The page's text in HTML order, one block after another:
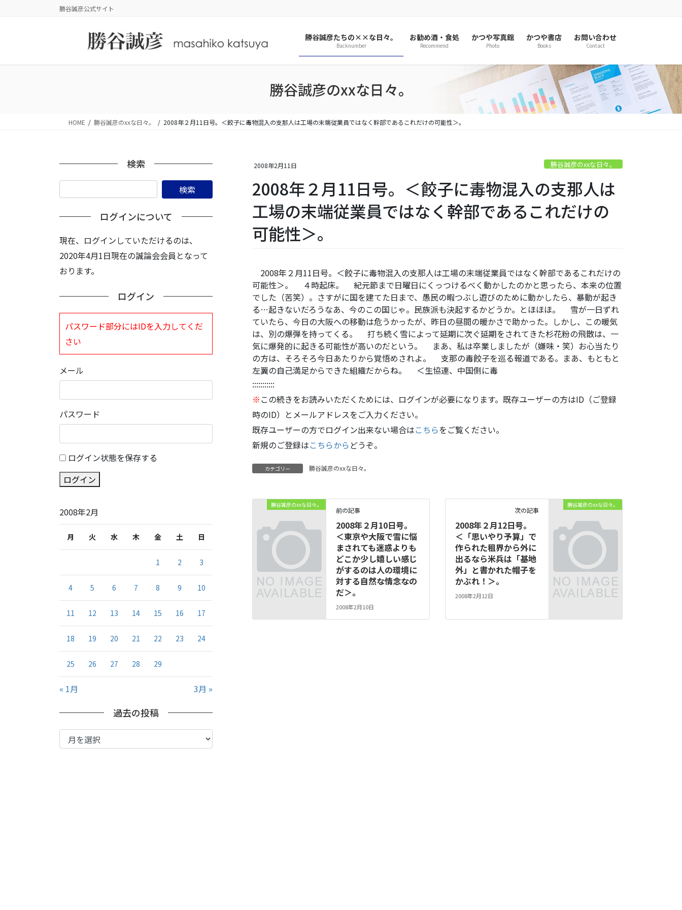
勝谷誠彦公式サイト
勝谷誠彦たちの××な日々。
Backnumber
お勧め酒・食処
Recommend
かつや写真館
Photo
かつや書店
Books
お問い合わせ
Contact
勝谷誠彦のxxな日々。
HOME 勝谷誠彦のxxな日々。 2008年２月11日号。＜餃子に毒物混入の支那人は工場の末端従業員ではなく幹部であるこれだけの可能性＞。
2008年2月11日 勝谷誠彦のxxな日々。
2008年２月11日号。＜餃子に毒物混入の支那人は
工場の末端従業員ではなく幹部であるこれだけの
可能性＞。
2008年２月11日号。＜餃子に毒物混入の支那人は工場の末端従業員ではなく幹部であるこれだけの
可能性＞。 ４時起床。 紀元節まで日曜日にくっつけるべく動かしたのかと思ったら、本来の位置
でした（苦笑）。さすがに国を建てた日まで、愚民の暇つぶし遊びのために動かしたら、暴動が起き
る…起きないだろうなあ、今のこの国じゃ。民族派も決起するかどうか。とほほほ。 雪が一日ずれ
ていたら、今日の大阪への移動は危うかったが、昨日の昼間の暖かさで助かった。しかし、この暖気
は、別の爆弾を持ってくる。 打ち続く雪によって延期に次ぐ延期をされてきた杉花粉の飛散は、一
気に爆発的に起きる可能性が高いのだという。 まあ、私は卒業しましたが（嫌味・笑）お心当たり
の方は、そろそろ今日あたりから覚悟めされよ。 支那の毒餃子を巡る報道である。まあ、もともと
左翼の自己満足からできた組織だからね。 ＜生協連、中国側に毒
:::::::::::
※ この続きをお読みいただくためには、ログインが必要になります。既存ユーザーの方はID（ご登録
時のID）とメールアドレスをご入力ください。
既存ユーザーの方でログイン出来ない場合はこちらをご覧ください。
新規のご登録はこちらから どうぞ。
カテゴリー 勝谷誠彦のxxな日々。
勝谷誠彦のxxな日々。
前の記事
2008年２月10日号。
＜東京や大阪で雪に悩
まされても迷惑よりも
どこか少し嬉しい感じ
がするのは人の環境に
対する自然な情念なの
だ＞。
2008年2月10日
勝谷誠彦のxxな日々。
次の記事
2008年２月12日号。
＜「思いやり予算」で
作られた租界から外に
出るなら米兵は「基地
外」と書かれた帽子を
かぶれ！＞。
2008年2月12日
検索
ログインについて
現在、ログインしていただけるのは、
2020年4月1日現在の誠論会会員となって
おります。
ログイン
パスワード部分にはIDを入力してくだ
さい
メール
パスワード
ログイン状態を保存する
ログイン
2008年2月
月 火 水 木 金 土 日
1 2 3
4 5 6 7 8 9 10
11 12 13 14 15 16 17
18 19 20 21 22 23 24
25 26 27 28 29
« 1月 3月 »
過去の投稿
過
去